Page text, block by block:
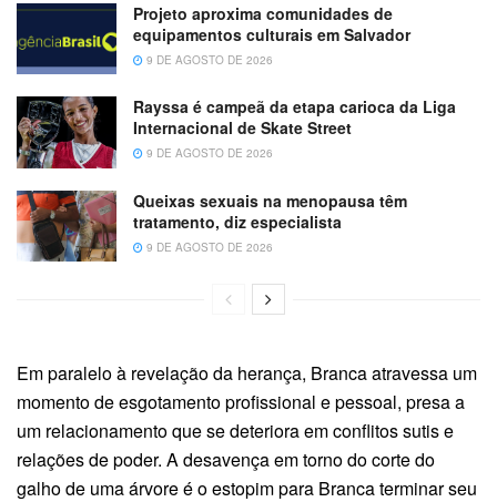
Projeto aproxima comunidades de
equipamentos culturais em Salvador
9 DE AGOSTO DE 2026
Rayssa é campeã da etapa carioca da Liga
Internacional de Skate Street
9 DE AGOSTO DE 2026
Queixas sexuais na menopausa têm
tratamento, diz especialista
9 DE AGOSTO DE 2026
Em paralelo à revelação da herança, Branca atravessa um
momento de esgotamento profissional e pessoal, presa a
um relacionamento que se deteriora em conflitos sutis e
relações de poder. A desavença em torno do corte do
galho de uma árvore é o estopim para Branca terminar seu